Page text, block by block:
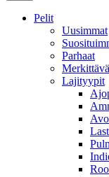
Pelit
Uusimmat
Parhaat
Lajityypit